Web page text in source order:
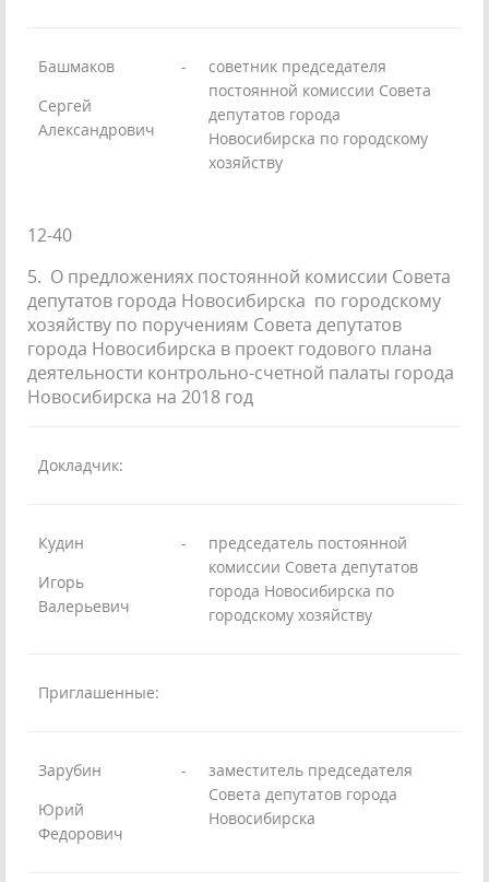
Башмаков
Сергей
Александрович
-
советник председателя
постоянной комиссии Совета
депутатов города
Новосибирска по городскому
хозяйству
12-40
5. О предложениях постоянной комиссии Совета
депутатов города Новосибирска по городскому
хозяйству по поручениям Совета депутатов
города Новосибирска в проект годового плана
деятельности контрольно-счетной палаты города
Новосибирска на 2018 год
Докладчик:
Кудин
Игорь
Валерьевич
-
председатель постоянной
комиссии Совета депутатов
города Новосибирска по
городскому хозяйству
Приглашенные:
Зарубин
Юрий
Федорович
-
заместитель председателя
Совета депутатов города
Новосибирска